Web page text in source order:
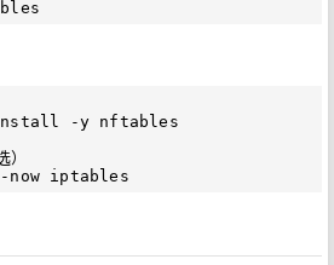
-y nftables